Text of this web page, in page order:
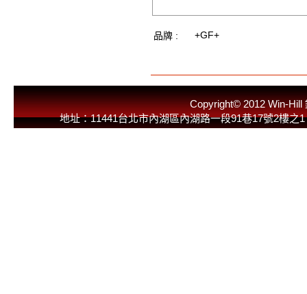
品牌 : +GF+
Copyright© 2012 Win-
地址：11441台北市內湖區內湖路一段91巷17號2樓